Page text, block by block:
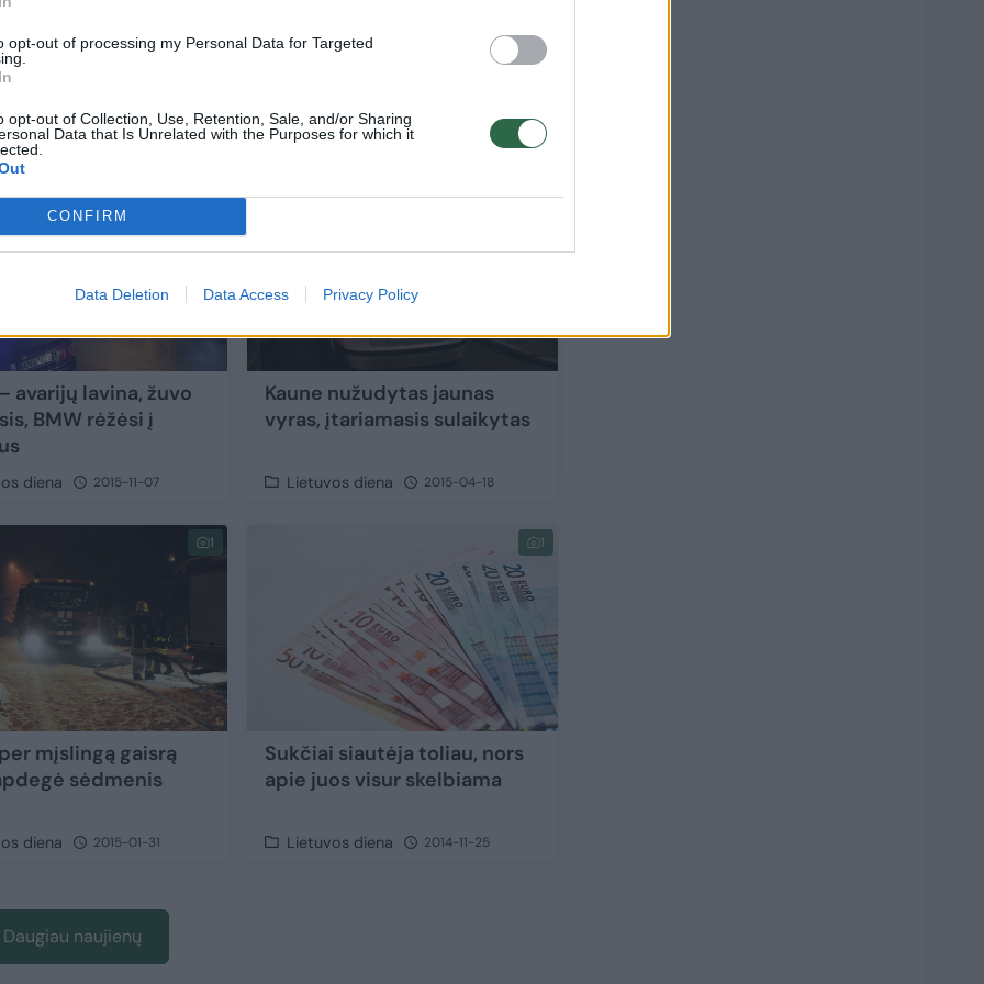
opt-out of processing my Personal Data for Targeted
opt-out of Collection, Use, Retention, Sale, and/or Sharing
Data that Is Unrelated with the Purposes for which it
CONFIRM
Data Deletion Data Access Privacy Policy
Kaune vėl dūzgia pjūklai – kas iškils medžių
Gamta 2016-09-09
avarijų lavina, žuvo
BMW rėžėsi į
diena 2015-11-07
Kaune nužudytas jaunas
vyras, įtariamasis sulaikytas
Lietuvos diena 2015-04-18
1
mįslingą gaisrą
sėdmenis
diena 2015-01-31
1
Sukčiai siautėja toliau, nors
apie juos visur skelbiama
Lietuvos diena 2014-11-25
Daugiau naujienų